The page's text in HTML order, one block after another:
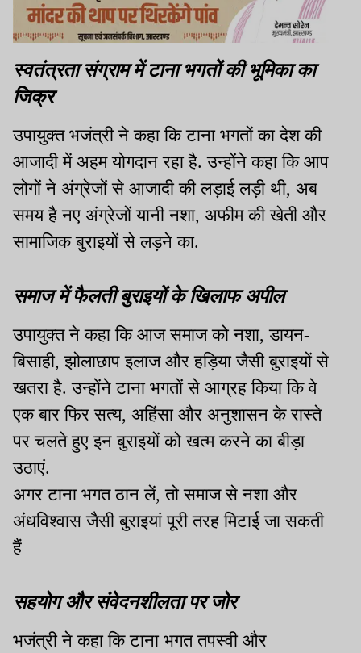
स्वतंत्रता संग्राम में टाना भगतों की भूमिका का
जिक्र
उपायुक्त भजंत्री ने कहा कि टाना भगतों का देश की
आजादी में अहम योगदान रहा है. उन्होंने कहा कि आप
लोगों ने अंग्रेजों से आजादी की लड़ाई लड़ी थी, अब
समय है नए अंग्रेजों यानी नशा, अफीम की खेती और
सामाजिक बुराइयों से लड़ने का.
समाज में फैलती बुराइयों के खिलाफ अपील
उपायुक्त ने कहा कि आज समाज को नशा, डायन-
बिसाही, झोलाछाप इलाज और हड़िया जैसी बुराइयों से
खतरा है. उन्होंने टाना भगतों से आग्रह किया कि वे
एक बार फिर सत्य, अहिंसा और अनुशासन के रास्ते
पर चलते हुए इन बुराइयों को खत्म करने का बीड़ा
उठाएं.
अगर टाना भगत ठान लें, तो समाज से नशा और
अंधविश्वास जैसी बुराइयां पूरी तरह मिटाई जा सकती
हैं
सहयोग और संवेदनशीलता पर जोर
भजंत्री ने कहा कि टाना भगत तपस्वी और